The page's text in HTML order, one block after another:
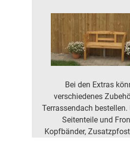
Bei den Extras
verschiedenes
Terrassendach bestellen.
Seitenteile und
Kopfbänder,